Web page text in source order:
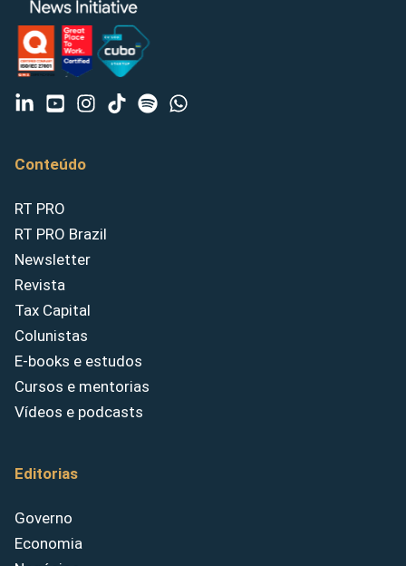
Conteúdo
RT PRO
RT PRO Brazil
Newsletter
Revista
Tax Capital
Colunistas
E-books e estudos
Cursos e mentorias
Vídeos e podcasts
Editorias
Governo
Economia